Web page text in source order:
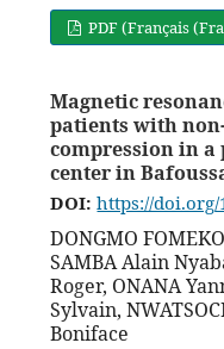
PDF (Français
Magnetic
patients with
compression in
center in
DOI: https://doi.org/
DONGMO
SAMBA Alain
Roger, ONANA
Sylvain,
Boniface